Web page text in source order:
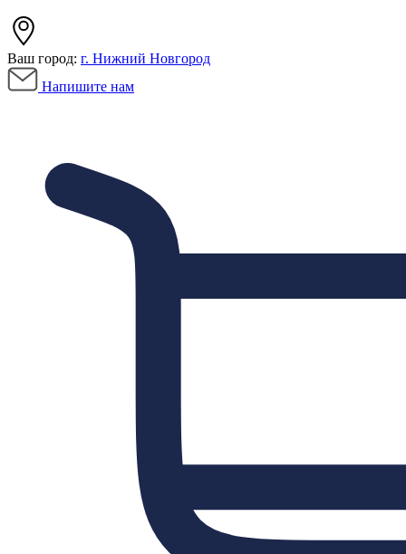
Ваш город: г. Нижний Новгород
Напишите нам